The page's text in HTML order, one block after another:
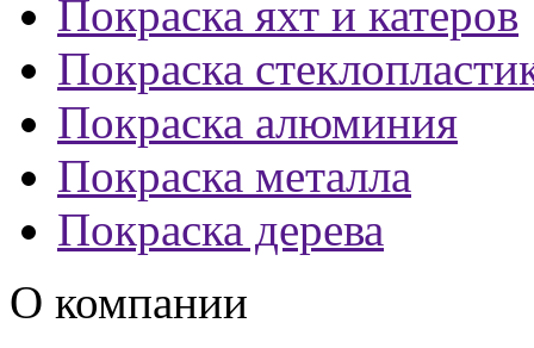
Покраска яхт и катеров
Покраска
Покраска алюминия
Покраска металла
Покраска дерева
О компании